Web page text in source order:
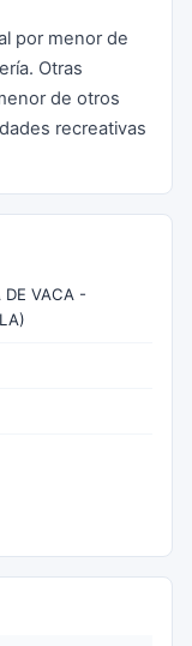
por menor de
Otras
de otros
recreativas
DE VACA -